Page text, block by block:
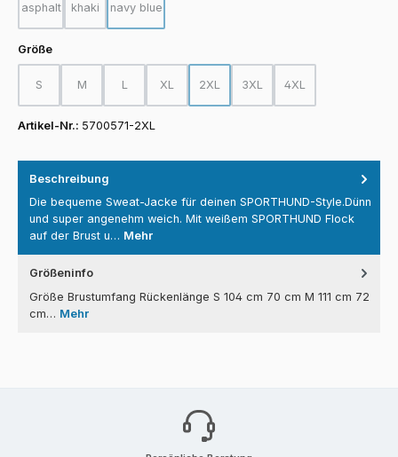
asphalt
(Diese Option ist zurzeit nicht verfügbar.)
khaki
(Diese Option ist zurzeit nicht verfügbar.)
navy blue
(Diese Option ist zurzeit nicht verfügbar.)
Größeauswählen
S
(Diese Option ist zurzeit nicht verfügbar.)
M
(Diese Option ist zurzeit nicht verfügbar.)
L
(Diese Option ist zurzeit nicht verfügbar.)
XL
(Diese Option ist zurzeit nicht verfügbar.)
2XL
(Diese Option ist zurzeit nicht
3XL
(Diese Option ist zurzeit
4XL
(Diese Option ist
Artikel-Nr.: 5700571-2XL
Beschreibung
Die bequeme Sweat-Jacke für deinen SPORTHUND-Style.Dünn
und super angenehm weich. Mit weißem SPORTHUND Flock
auf der Brust u… Mehr
Größeninfo
Größe Brustumfang Rückenlänge S 104 cm 70 cm M 111 cm 72
cm… Mehr